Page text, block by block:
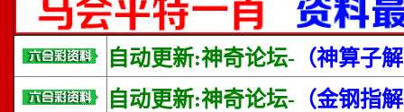
自动更新:神奇论坛- （神算子
自动更新:神奇论坛- （金钢指